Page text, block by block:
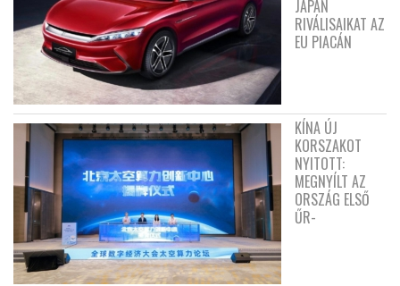
JAPÁN
RIVÁLISAIKAT AZ
EU PIACÁN
KÍNA ÚJ
KORSZAKOT
NYITOTT:
MEGNYÍLT AZ
ORSZÁG ELSŐ
ŰR-